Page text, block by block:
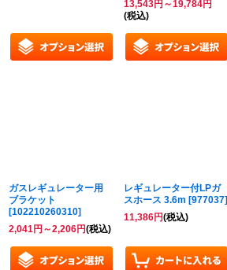
13,543円 ～19,784円
(税込)
ガスレギュレーター用
ブラケット
[102210260310]
2,041円 ～2,206円(税込)
レギュレーター付LPガ
スホース 3.6m [977037]
11,386円(税込)